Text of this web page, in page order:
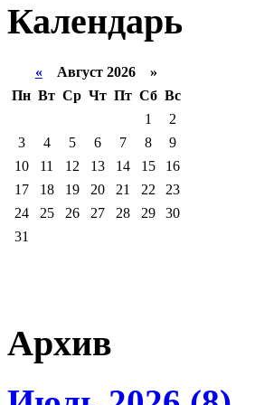
Календарь
« Август 2026 »
Пн Вт Ср Чт Пт Сб Вс
1
2
3
4 5 6 7 8
9
10
11 12 13 14 15
16
17
18 19 20 21 22
23
24
25 26 27 28 29
30
31
Архив